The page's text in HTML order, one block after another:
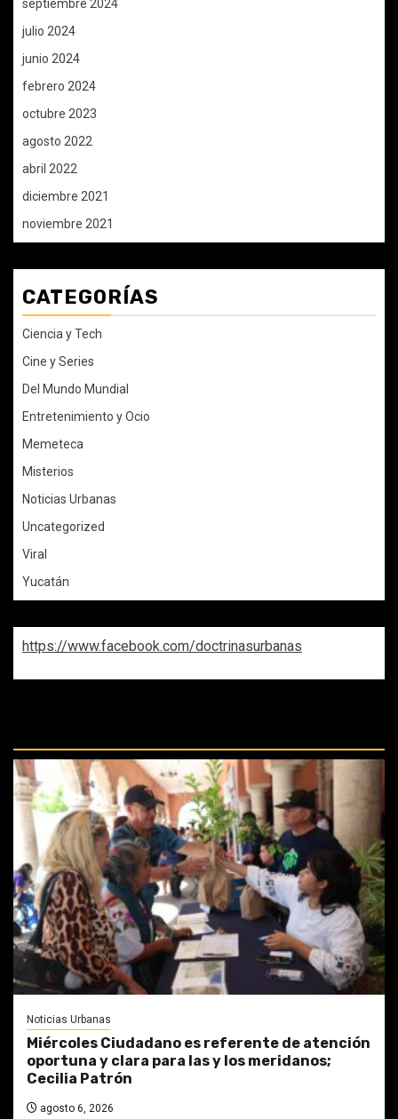
septiembre 2024
julio 2024
junio 2024
febrero 2024
octubre 2023
agosto 2022
abril 2022
diciembre 2021
noviembre 2021
CATEGORÍAS
Ciencia y Tech
Cine y Series
Del Mundo Mundial
Entretenimiento y Ocio
Memeteca
Misterios
Noticias Urbanas
Uncategorized
Viral
Yucatán
https://www.facebook.com/doctrinasurbanas
Noticias Urbanas
Miércoles Ciudadano es referente de atención
oportuna y clara para las y los meridanos;
Cecilia Patrón
agosto 6, 2026